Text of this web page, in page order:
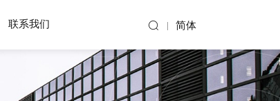
联系我们 简体